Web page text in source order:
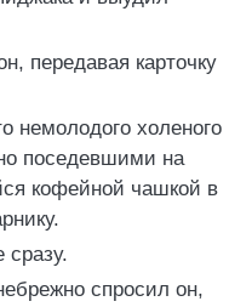
передавая карточку
немолодого холеного
поседевшими на
кофейной чашкой в
сразу.
спросил он,